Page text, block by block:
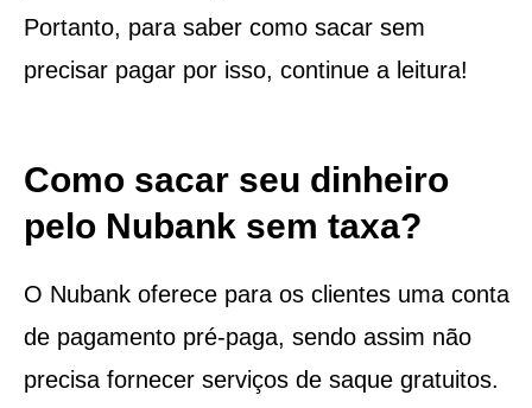
Portanto, para saber como sacar sem
precisar pagar por isso, continue a leitura!
Como sacar seu dinheiro
pelo Nubank sem taxa?
O Nubank oferece para os clientes uma conta
de pagamento pré-paga, sendo assim não
precisa fornecer serviços de saque gratuitos.